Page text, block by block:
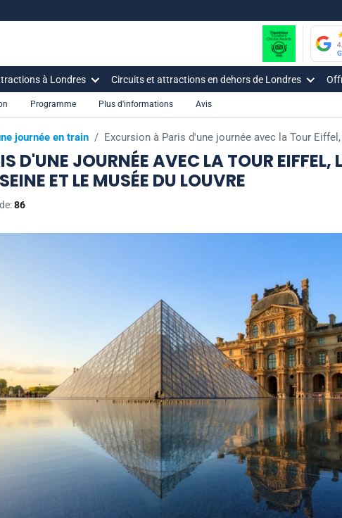
à Londres Circuits et attractions en dehors de Londres
journée en train / Excursion à Paris d'une journée avec la Tour
D'UNE JOURNÉE AVEC LA TOUR EIFFEL,
ET LE MUSÉE DU LOUVRE
86
Programme Plus d'informations Avis